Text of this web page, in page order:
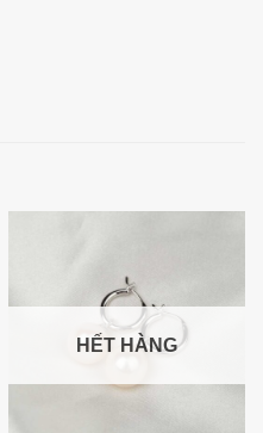
HẾT HÀNG